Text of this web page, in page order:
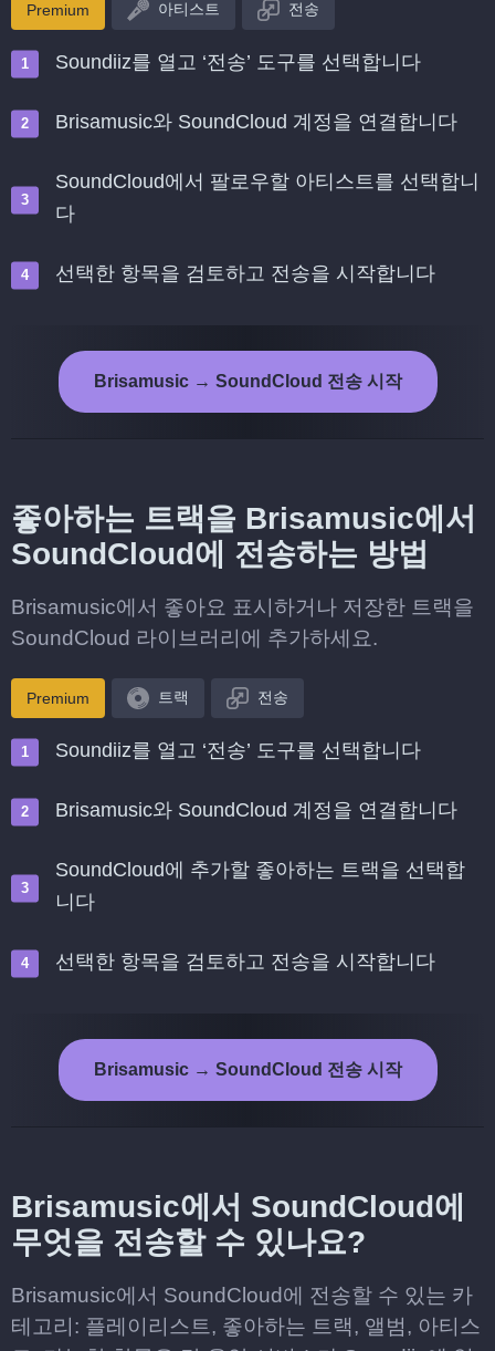
Premium 아티스트 전송
Soundiiz를 열고 ‘전송’ 도구를 선택합니다
Brisamusic와 SoundCloud 계정을 연결합니다
SoundCloud에서 팔로우할 아티스트를 선택합니
다
선택한 항목을 검토하고 전송을 시작합니다
Brisamusic → SoundCloud 전송 시작
좋아하는 트랙을 Brisamusic에서
SoundCloud에 전송하는 방법
Brisamusic에서 좋아요 표시하거나 저장한 트랙을
SoundCloud 라이브러리에 추가하세요.
Premium 트랙 전송
Soundiiz를 열고 ‘전송’ 도구를 선택합니다
Brisamusic와 SoundCloud 계정을 연결합니다
SoundCloud에 추가할 좋아하는 트랙을 선택합
니다
선택한 항목을 검토하고 전송을 시작합니다
Brisamusic → SoundCloud 전송 시작
Brisamusic에서 SoundCloud에
무엇을 전송할 수 있나요?
Brisamusic에서 SoundCloud에 전송할 수 있는 카
테고리: 플레이리스트, 좋아하는 트랙, 앨범, 아티스